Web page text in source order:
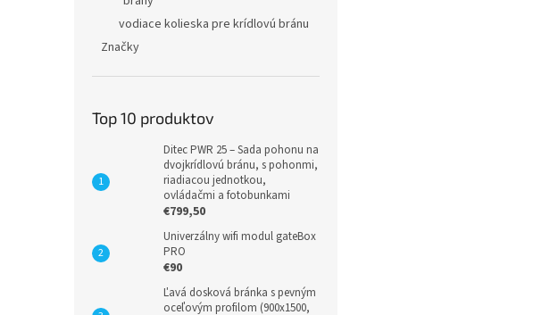
vodiace kolieska pre krídlovú bránu
Značky
Top 10 produktov
Ditec PWR 25 – Sada pohonu na
dvojkrídlovú bránu, s pohonmi,
riadiacou jednotkou,
ovládačmi a fotobunkami
€799,50
Univerzálny wifi modul gateBox
PRO
€90
Ľavá dosková bránka s pevným
oceľovým profilom (900x1500,